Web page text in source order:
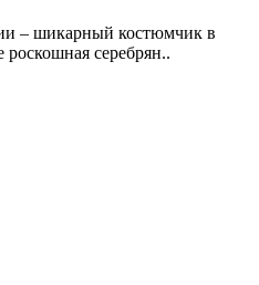
– шикарный костюмчик в
серебрян..